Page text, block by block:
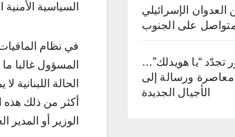
السياسية
في نظام
المسؤول غالبا
الحالة
أكثر من ذلك هذه
الوزير أو المدير
العدوان الإسرائيلي
على الجنوب
تجدّد “يا هويدلك”…
معاصرة ورسالة إلى
الأجيال الجديدة